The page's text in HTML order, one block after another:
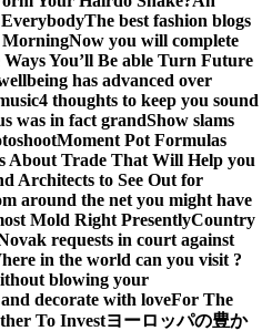
The best fashion blogs
MorningNow you will complete
Ways You’ll Be able Turn Future
has advanced over
4 thoughts to keep you sound
was in fact grandShow slams
Moment Pot Formulas
About Trade That Will Help you
Architects to See Out for
around the net you might have
Mold Right PresentlyCountry
requests in court against
in the world can you visit ?
blowing your
decorate with loveFor The
To Investヨーロッパの豊か